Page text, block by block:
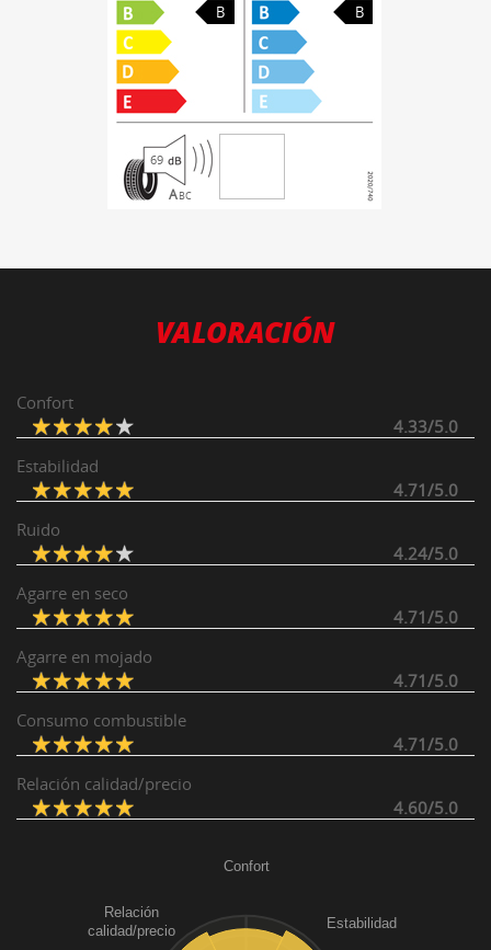
B B
69
ABC
VALORACIÓN
Confort
4.33/5.0
Estabilidad
4.71/5.0
Ruido
4.24/5.0
Agarre en seco
4.71/5.0
Agarre en mojado
4.71/5.0
Consumo combustible
4.71/5.0
Relación calidad/precio
4.60/5.0
Confort
Estabilidad
Relación
calidad/precio